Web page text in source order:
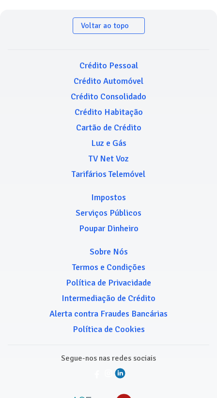
Voltar ao topo
Crédito Pessoal
Crédito Automóvel
Crédito Consolidado
Crédito Habitação
Cartão de Crédito
Luz e Gás
TV Net Voz
Tarifários Telemóvel
Impostos
Serviços Públicos
Poupar Dinheiro
Sobre Nós
Termos e Condições
Política de Privacidade
Intermediação de Crédito
Alerta contra Fraudes Bancárias
Política de Cookies
Segue-nos nas redes sociais